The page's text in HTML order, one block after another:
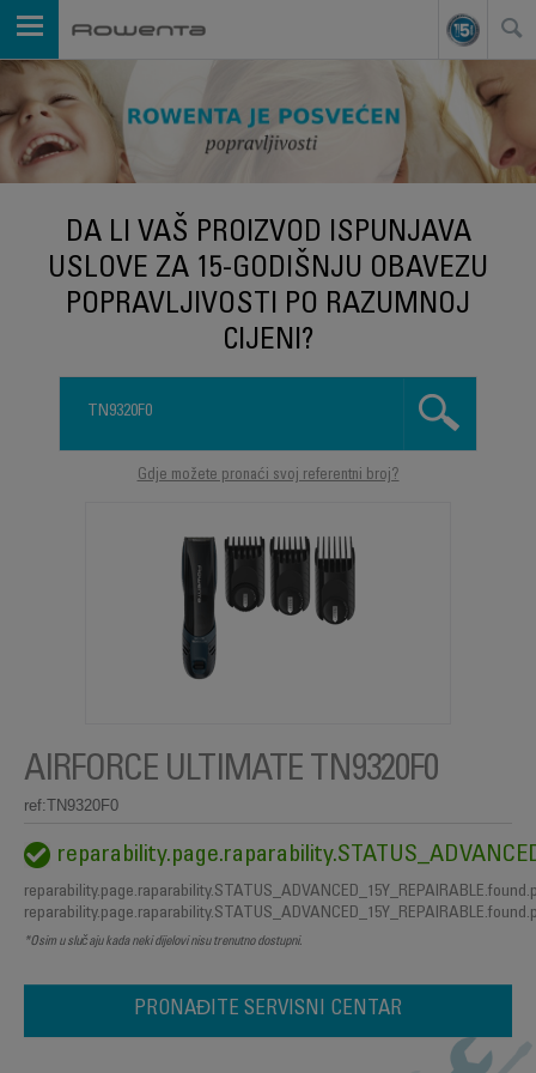
DA LI VAŠ PROIZVOD ISPUNJAVA
USLOVE ZA 15-GODIŠNJU OBAVEZU
POPRAVLJIVOSTI PO RAZUMNOJ
CIJENI?
Gdje možete pronaći svoj referentni broj?
AIRFORCE ULTIMATE TN9320F0
ref:TN9320F0
*Osim u slučaju kada neki dijelovi nisu trenutno dostupni.
PRONAĐITE SERVISNI CENTAR